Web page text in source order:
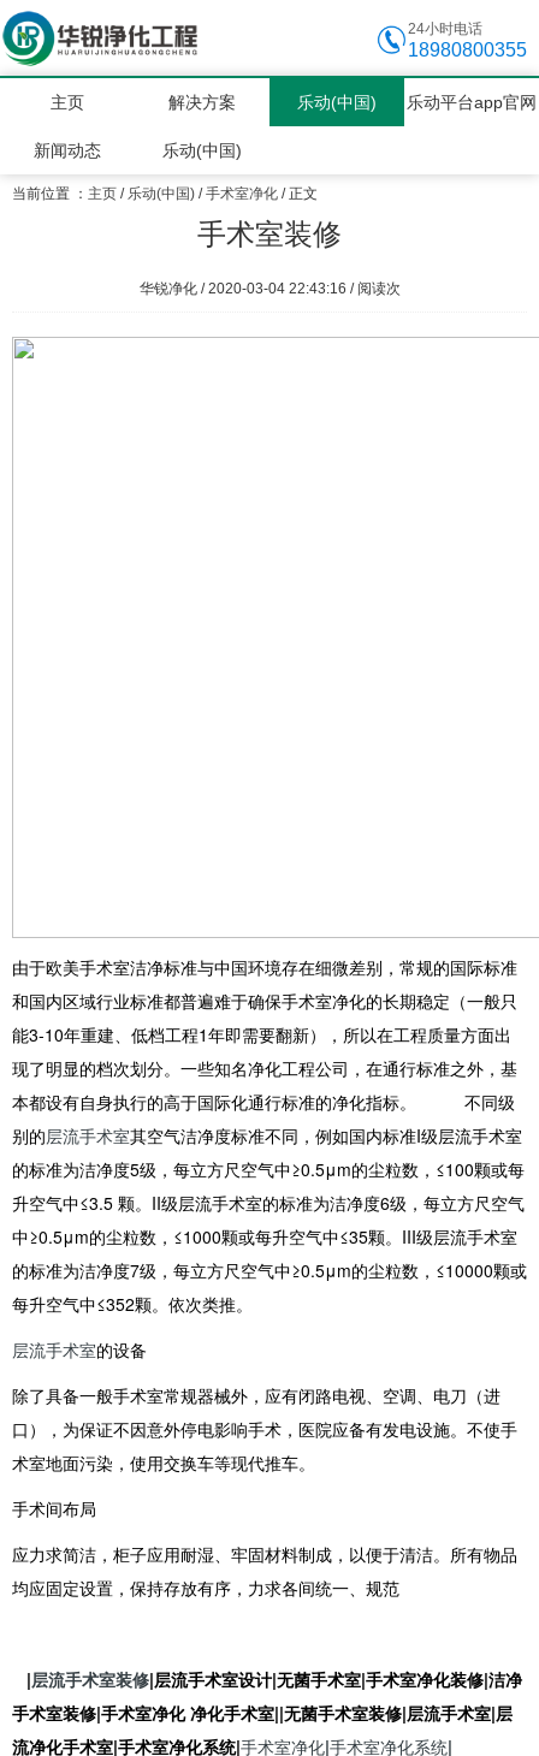
24小时电话
18980800355
主页 解决方案 乐动(中国) 乐动平台app官网
新闻动态 乐动(中国)
当前位置 ： 主页 / 乐动(中国) /手术室净化 / 正文
手术室装修
华锐净化 / 2020-03-04 22:43:16 / 阅读次
由于欧美手术室洁净标准与中国环境存在细微差别，常规的国际标准
和国内区域行业标准都普遍难于确保手术室净化的长期稳定（一般只
能3-10年重建、低档工程1年即需要翻新），所以在工程质量方面出
现了明显的档次划分。一些知名净化工程公司，在通行标准之外，基
本都设有自身执行的高于国际化通行标准的净化指标。 不同级
别的层流手术室其空气洁净度标准不同，例如国内标准I级层流手术室
的标准为洁净度5级，每立方尺空气中≥0.5μm的尘粒数，≤100颗或每
升空气中≤3.5 颗。II级层流手术室的标准为洁净度6级，每立方尺空气
中≥0.5μm的尘粒数，≤1000颗或每升空气中≤35颗。III级层流手术室
的标准为洁净度7级，每立方尺空气中≥0.5μm的尘粒数，≤10000颗或
每升空气中≤352颗。依次类推。
层流手术室的设备
除了具备一般手术室常规器械外，应有闭路电视、空调、电刀（进
口），为保证不因意外停电影响手术，医院应备有发电设施。不使手
术室地面污染，使用交换车等现代推车。
手术间布局
应力求简洁，柜子应用耐湿、牢固材料制成，以便于清洁。所有物品
均应固定设置，保持存放有序，力求各间统一、规范
|层流手术室装修|层流手术室设计|无菌手术室|手术室净化装修|洁净
手术室装修|手术室净化 净化手术室||无菌手术室装修|层流手术室|层
流净化手术室|手术室净化系统|手术室净化|手术室净化系统|